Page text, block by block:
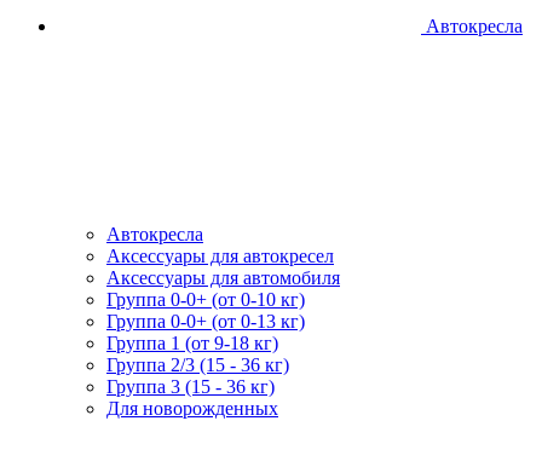
Автокресла
Автокресла
Аксессуары для автокресел
Аксессуары для автомобиля
Группа 0-0+ (от 0-10 кг)
Группа 0-0+ (от 0-13 кг)
Группа 1 (от 9-18 кг)
Группа 2/3 (15 - 36 кг)
Группа 3 (15 - 36 кг)
Для новорожденных